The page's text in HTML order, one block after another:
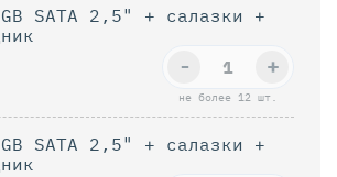
SATA 2,5" + салазки +
не более 12 шт.
+
-
SATA 2,5" + салазки +